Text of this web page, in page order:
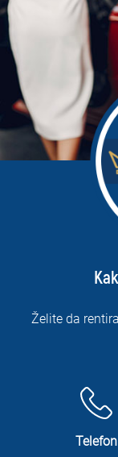
Želite da
Telefon